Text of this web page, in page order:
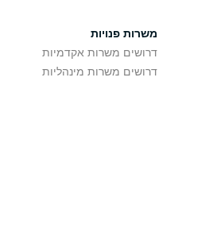
משרות פנויות
דרושים משרות אקדמיות
דרושים משרות מינהליות